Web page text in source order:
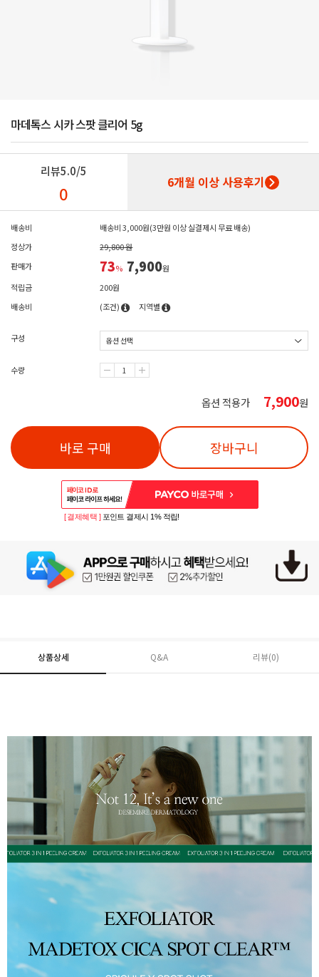
마데톡스 시카 스팟 클리어 5g
리뷰5.0/5
0 6개월 이상 사용후기
배송비
배송비 3,000원(3만원 이상 실결제시 무료 배송)
정상가
29,800 원
판매가
73% 7,900원
적립금
200원
배송비
(조건) 지역별
구성
수량
옵션 적용가 7,900원
바로 구매 장바구니
페이코 ID로 페
PAYCO 바로구매
[ 결제혜택 ] 포인트 결제시 1% 적립!
상품상세 Q&A 리뷰(0)